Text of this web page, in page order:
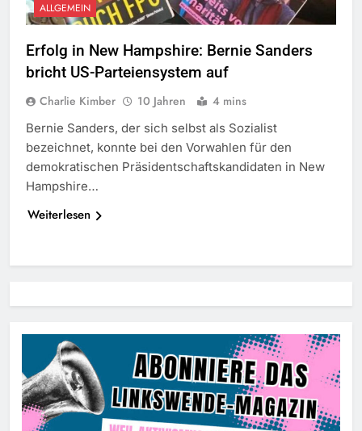
ALLGEMEIN
Erfolg in New Hampshire: Bernie Sanders
bricht US-Parteiensystem auf
Charlie Kimber 10 Jahren 4 mins
Bernie Sanders, der sich selbst als Sozialist
bezeichnet, konnte bei den Vorwahlen für den
demokratischen Präsidentschaftskandidaten in New
Hampshire…
Weiterlesen